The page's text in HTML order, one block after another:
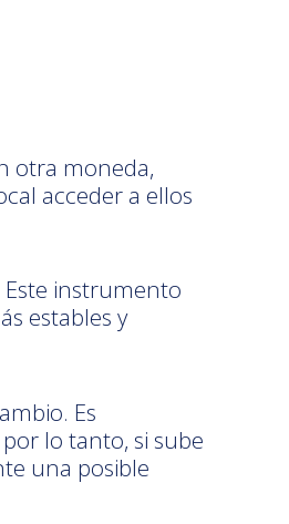
otra moneda,
acceder a ellos
Este instrumento
estables y
Es
lo tanto, si sube
una posible